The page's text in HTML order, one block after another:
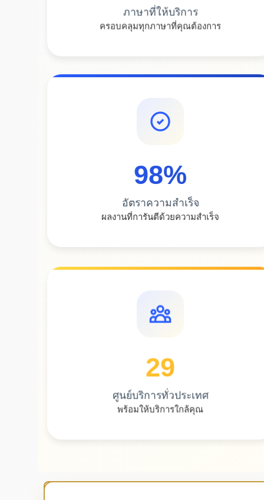
ภาษาที่ให้บริการ
ครอบคลุมทุกภาษาที่คุณต้องการ
98%
อัตราความสำเร็จ
ผลงานที่การันตีด้วยความสำเร็จ
29
ศูนย์บริการทั่วประเทศ
พร้อมให้บริการใกล้คุณ